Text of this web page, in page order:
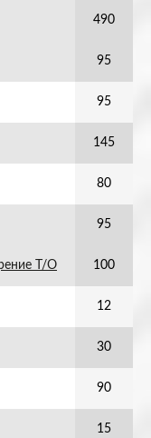
490
95
95
145
80
95
Т/О 100
12
30
90
15